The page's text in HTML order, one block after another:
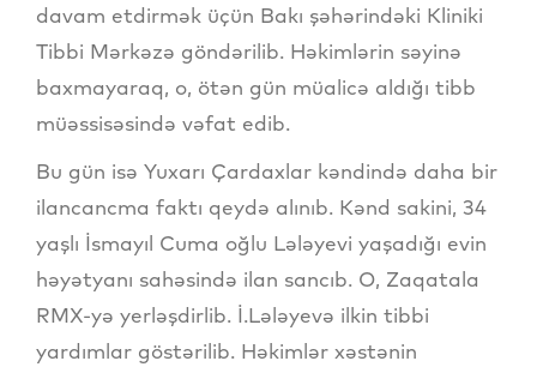
davam etdirmək üçün Bakı şəhərindəki Kliniki
Tibbi Mərkəzə göndərilib. Həkimlərin səyinə
baxmayaraq, o, ötən gün müalicə aldığı tibb
müəssisəsində vəfat edib.
Bu gün isə Yuxarı Çardaxlar kəndində daha bir
ilancancma faktı qeydə alınıb. Kənd sakini, 34
yaşlı İsmayıl Cuma oğlu Lələyevi yaşadığı evin
həyətyanı sahəsində ilan sancıb. O, Zaqatala
RMX-yə yerləşdirlib. İ.Lələyevə ilkin tibbi
yardımlar göstərilib. Həkimlər xəstənin